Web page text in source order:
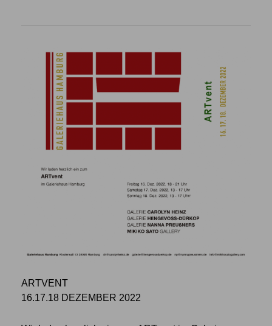
ARTVENT
16.17.18 DEZEMBER 2022